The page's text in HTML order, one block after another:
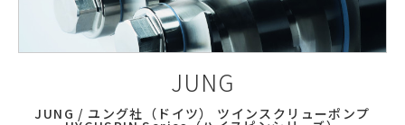
JUNG
JUNG / ユング社（ドイツ） ツインスクリューポンプ